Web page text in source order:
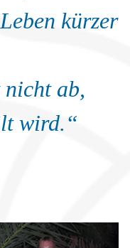
kürzer
nicht ab,
wird.“